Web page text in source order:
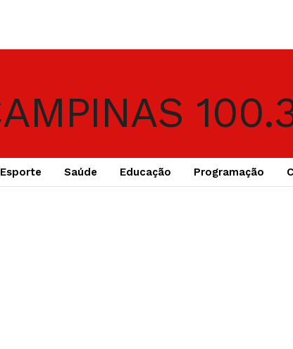
Esporte Saúde Educação Programação